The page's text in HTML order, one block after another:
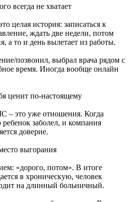
всегда не хватает
целая история: записаться к
ждать две недели, потом
а то и день вылетает из работы.
позвонил, выбрал врача рядом с
время. Иногда вообще онлайн
ценит по-настоящему
– это уже отношения. Когда
ребенок заболел, и компания
доверие.
выгорания
«дорого, потом». В итоге
в хроническую, человек
на длинный больничный.